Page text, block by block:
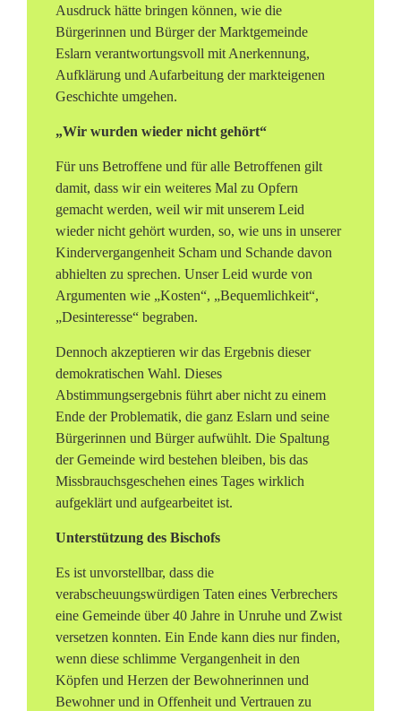
Ausdruck hätte bringen können, wie die
Bürgerinnen und Bürger der Marktgemeinde
Eslarn verantwortungsvoll mit Anerkennung,
Aufklärung und Aufarbeitung der markteigenen
Geschichte umgehen.
„Wir wurden wieder nicht gehört“
Für uns Betroffene und für alle Betroffenen gilt
damit, dass wir ein weiteres Mal zu Opfern
gemacht werden, weil wir mit unserem Leid
wieder nicht gehört wurden, so, wie uns in unserer
Kindervergangenheit Scham und Schande davon
abhielten zu sprechen. Unser Leid wurde von
Argumenten wie „Kosten“, „Bequemlichkeit“,
„Desinteresse“ begraben.
Dennoch akzeptieren wir das Ergebnis dieser
demokratischen Wahl. Dieses
Abstimmungsergebnis führt aber nicht zu einem
Ende der Problematik, die ganz Eslarn und seine
Bürgerinnen und Bürger aufwühlt. Die Spaltung
der Gemeinde wird bestehen bleiben, bis das
Missbrauchsgeschehen eines Tages wirklich
aufgeklärt und aufgearbeitet ist.
Unterstützung des Bischofs
Es ist unvorstellbar, dass die
verabscheuungswürdigen Taten eines Verbrechers
eine Gemeinde über 40 Jahre in Unruhe und Zwist
versetzen konnten. Ein Ende kann dies nur finden,
wenn diese schlimme Vergangenheit in den
Köpfen und Herzen der Bewohnerinnen und
Bewohner und in Offenheit und Vertrauen zu